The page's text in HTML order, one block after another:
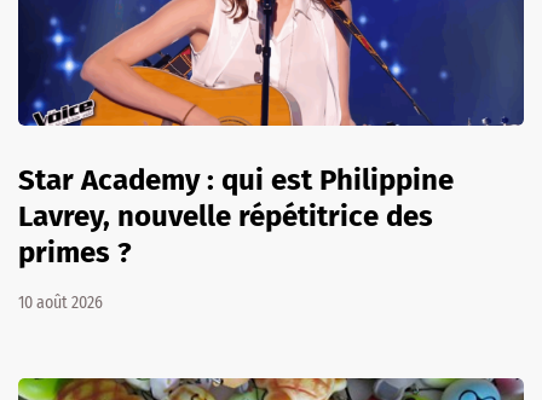
Star Academy : qui est Philippine
Lavrey, nouvelle répétitrice des
primes ?
10 août 2026